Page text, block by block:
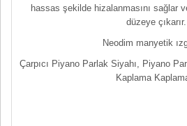
hassas şekilde hizalanmasını sağlar
düzeye çıkarır.
Neodim manyetik
Çarpıcı Piyano Parlak Siyahı, Piyano
Kaplama